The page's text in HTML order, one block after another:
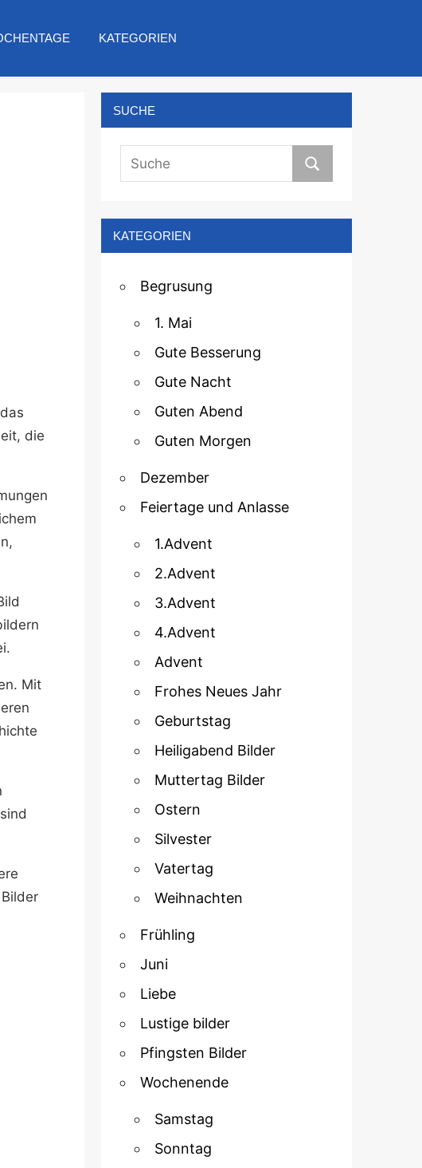
KATEGORIEN
die
Mit
SUCHE
KATEGORIEN
Begrusung
1. Mai
Gute Besserung
Gute Nacht
Guten Abend
Guten Morgen
Dezember
Feiertage und Anlasse
1.Advent
2.Advent
3.Advent
4.Advent
Advent
Frohes Neues Jahr
Geburtstag
Heiligabend Bilder
Muttertag Bilder
Ostern
Silvester
Vatertag
Weihnachten
Frühling
Juni
Liebe
Lustige bilder
Pfingsten Bilder
Wochenende
Samstag
Sonntag